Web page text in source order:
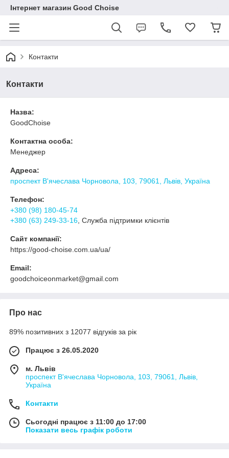
Інтернет магазин Good Choise
Контакти
Контакти
Назва:
GoodChoise
Контактна особа:
Менеджер
Адреса:
проспект В'ячеслава Чорновола, 103, 79061, Львів, Україна
Телефон:
+380 (98) 180-45-74
+380 (63) 249-33-16 , Служба підтримки клієнтів
Сайт компанії:
https://good-choise.com.ua/ua/
Email:
goodchoiceonmarket@gmail.com
Про нас
89% позитивних з 12077 відгуків за рік
Працює з 26.05.2020
м. Львів
проспект В'ячеслава Чорновола, 103, 79061, Львів,
Україна
Контакти
Сьогодні працює з 11:00 до 17:00
Показати весь графік роботи